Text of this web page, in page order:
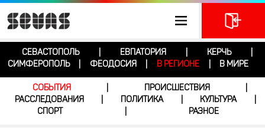
СЕВАСТОПОЛЬ ЕВПАТОРИЯ КЕРЧЬ
СИМФЕРОПОЛЬ
ФЕОДОСИЯ В РЕГИОНЕ В МИРЕ
СОБЫТИЯ ПРОИСШЕСТВИЯ
РАССЛЕДОВАНИЯ
ПОЛИТИКА КУЛЬТУРА
СПОРТ
РАЗНОЕ